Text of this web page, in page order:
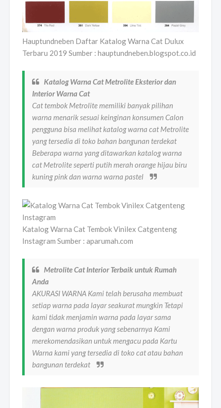
Hauptundneben Daftar Katalog Warna Cat Dulux
Terbaru 2019 Sumber : hauptundneben.blogspot.co.id
Katalog Warna Cat Metrolite Eksterior dan
Interior Warna Cat
Cat tembok Metrolite memiliki banyak pilihan
warna menarik sesuai keinginan konsumen Calon
pengguna bisa melihat katalog warna cat Metrolite
yang tersedia di toko bahan bangunan terdekat
Beberapa warna yang ditawarkan katalog warna
cat Metrolite seperti putih merah orange hijau biru
kuning pink dan warna warna pastel
Katalog Warna Cat Tembok Vinilex Catgenteng
Instagram Sumber : aparumah.com
Metrolite Cat Interior Terbaik untuk Rumah
Anda
AKURASI WARNA Kami telah berusaha membuat
setiap warna pada layar seakurat mungkin Tetapi
kami tidak menjamin warna pada layar sama
dengan warna produk yang sebenarnya Kami
merekomendasikan untuk mengacu pada Kartu
Warna kami yang tersedia di toko cat atau bahan
bangunan terdekat